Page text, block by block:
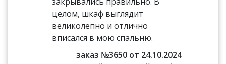
целом, шкаф выглядит
великолепно и отлично
вписался в мою спальню.
заказ №3650 от 24.10.2024